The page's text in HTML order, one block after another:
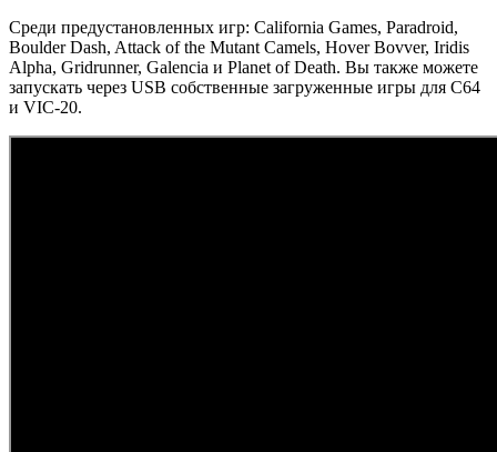
Среди предустановленных игр: California Games, Paradroid,
Boulder Dash, Attack of the Mutant Camels, Hover Bovver, Iridis
Alpha, Gridrunner, Galencia и Planet of Death. Вы также можете
запускать через USB собственные загруженные игры для C64
и VIC-20.